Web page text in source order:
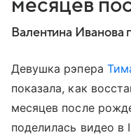
месяцев
Валентина Иванова
Девушка рэпера
показала, как
месяцев после
поделилась видео в